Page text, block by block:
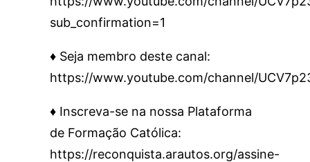
sub_confirmation=1
♦️ Seja membro deste canal:
https://www.youtube.com/channel/
♦️ Inscreva-se na nossa Plataforma
de Formação Católica:
https://reconquista.arautos.org/assine-